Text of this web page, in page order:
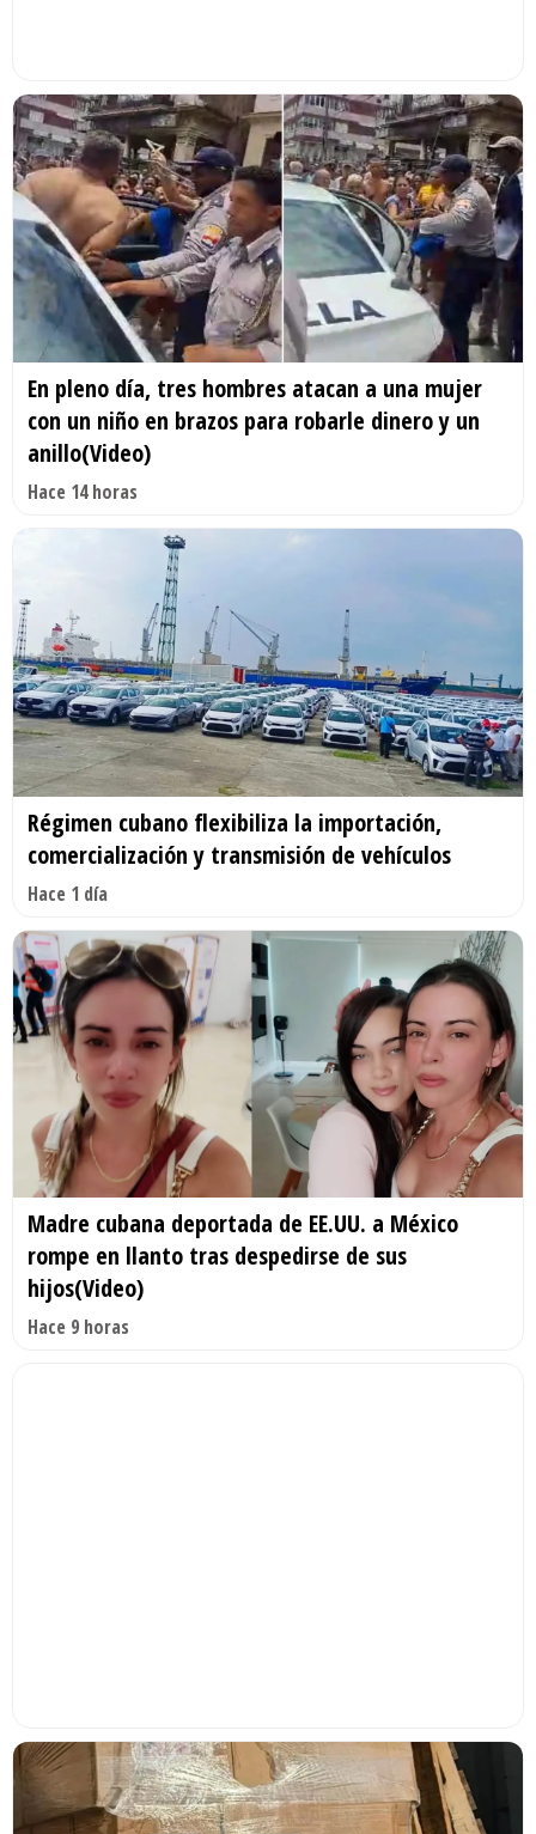
En pleno día, tres hombres atacan a una mujer
con un niño en brazos para robarle dinero y un
anillo(Video)
Hace 14 horas
Régimen cubano flexibiliza la importación,
comercialización y transmisión de vehículos
Hace 1 día
Madre cubana deportada de EE.UU. a México
rompe en llanto tras despedirse de sus
hijos(Video)
Hace 9 horas